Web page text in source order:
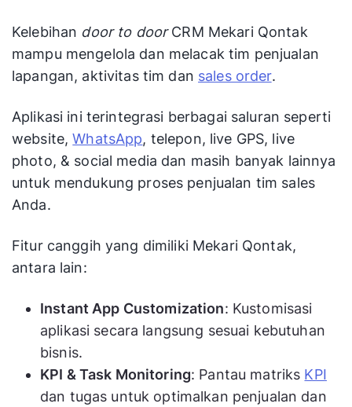
Kelebihan door to doorCRM Mekari Qontak
mampu mengelola dan melacak tim penjualan
lapangan, aktivitas tim dan sales order.
Aplikasi ini terintegrasi berbagai saluran seperti
website,WhatsApp, telepon, live GPS, live
photo, & social media dan masih banyak lainnya
untuk mendukung proses penjualan tim sales
Anda.
Fitur canggih yang dimiliki Mekari Qontak,
antara lain:
Instant App Customization: Kustomisasi
aplikasi secara langsung sesuai kebutuhan
bisnis.
KPI & Task Monitoring: Pantau matriks KPI
dan tugas untuk optimalkan penjualan dan